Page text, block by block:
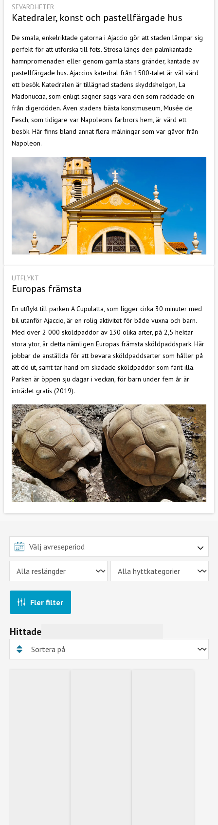
SEVÄRDHETER
Katedraler, konst och pastellfärgade hus
De smala, enkelriktade gatorna i Ajaccio gör att staden lämpar sig
perfekt för att utforska till fots. Strosa längs den palmkantade
hamnpromenaden eller genom gamla stans gränder, kantade av
pastellfärgade hus. Ajaccios katedral från 1500-talet är väl värd
ett besök. Katedralen är tillägnad stadens skyddshelgon, La
Madonuccia, som enligt sägner sägs vara den som räddade ön
från digerdöden. Även stadens bästa konstmuseum, Musée de
Fesch, som tidigare var Napoleons farbrors hem, är värd ett
besök. Här finns bland annat flera målningar som var gåvor från
Napoleon.
UTFLYKT
Europas främsta
En utflykt till parken A Cupulatta, som ligger cirka 30 minuter med
bil utanför Ajaccio, är en rolig aktivitet för både vuxna och barn.
Med över 2 000 sköldpaddor av 130 olika arter, på 2,5 hektar
stora ytor, är detta nämligen Europas främsta sköldpaddspark. Här
jobbar de anställda för att bevara sköldpaddsarter som håller på
att dö ut, samt tar hand om skadade sköldpaddor som farit illa.
Parken är öppen sju dagar i veckan, för barn under fem år är
inträdet gratis (2019).
Fler filter
Hittade